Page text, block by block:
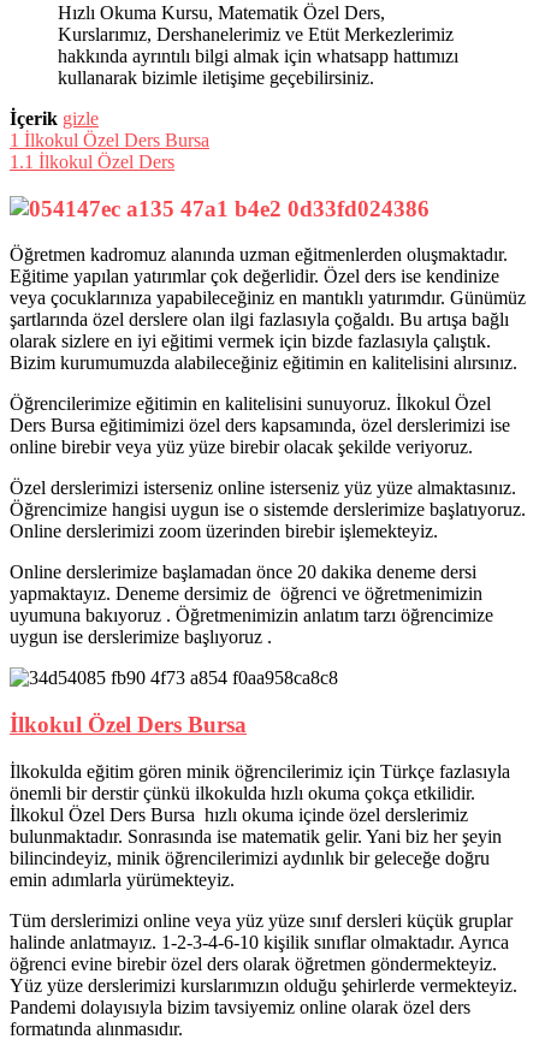
Hızlı Okuma Kursu, Matematik Özel Ders,
Kurslarımız, Dershanelerimiz ve Etüt Merkezlerimiz
hakkında ayrıntılı bilgi almak için whatsapp hattımızı
kullanarak bizimle iletişime geçebilirsiniz.
İçerik gizle
1 İlkokul Özel Ders Bursa
1.1 İlkokul Özel Ders
Öğretmen kadromuz alanında uzman eğitmenlerden oluşmaktadır.
Eğitime yapılan yatırımlar çok değerlidir. Özel ders ise kendinize
veya çocuklarınıza yapabileceğiniz en mantıklı yatırımdır. Günümüz
şartlarında özel derslere olan ilgi fazlasıyla çoğaldı. Bu artışa bağlı
olarak sizlere en iyi eğitimi vermek için bizde fazlasıyla çalıştık.
Bizim kurumumuzda alabileceğiniz eğitimin en kalitelisini alırsınız.
Öğrencilerimize eğitimin en kalitelisini sunuyoruz. İlkokul Özel
Ders Bursa eğitimimizi özel ders kapsamında, özel derslerimizi ise
online birebir veya yüz yüze birebir olacak şekilde veriyoruz.
Özel derslerimizi isterseniz online isterseniz yüz yüze almaktasınız.
Öğrencimize hangisi uygun ise o sistemde derslerimize başlatıyoruz.
Online derslerimizi zoom üzerinden birebir işlemekteyiz.
Online derslerimize başlamadan önce 20 dakika deneme dersi
yapmaktayız. Deneme dersimiz de öğrenci ve öğretmenimizin
uyumuna bakıyoruz . Öğretmenimizin anlatım tarzı öğrencimize
uygun ise derslerimize başlıyoruz .
İlkokul Özel Ders Bursa
İlkokulda eğitim gören minik öğrencilerimiz için Türkçe fazlasıyla
önemli bir derstir çünkü ilkokulda hızlı okuma çokça etkilidir.
İlkokul Özel Ders Bursa hızlı okuma içinde özel derslerimiz
bulunmaktadır. Sonrasında ise matematik gelir. Yani biz her şeyin
bilincindeyiz, minik öğrencilerimizi aydınlık bir geleceğe doğru
emin adımlarla yürümekteyiz.
Tüm derslerimizi online veya yüz yüze sınıf dersleri küçük gruplar
halinde anlatmayız. 1-2-3-4-6-10 kişilik sınıflar olmaktadır. Ayrıca
öğrenci evine birebir özel ders olarak öğretmen göndermekteyiz.
Yüz yüze derslerimizi kurslarımızın olduğu şehirlerde vermekteyiz.
Pandemi dolayısıyla bizim tavsiyemiz online olarak özel ders
formatında alınmasıdır.